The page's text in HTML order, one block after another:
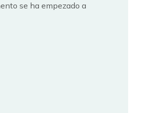
se ha empezado a